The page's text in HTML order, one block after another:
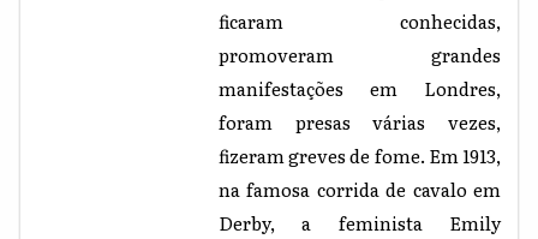
ficaram conhecidas,
promoveram grandes
manifestações em Londres,
foram presas várias vezes,
fizeram greves de fome. Em 1913,
na famosa corrida de cavalo em
Derby, a feminista Emily